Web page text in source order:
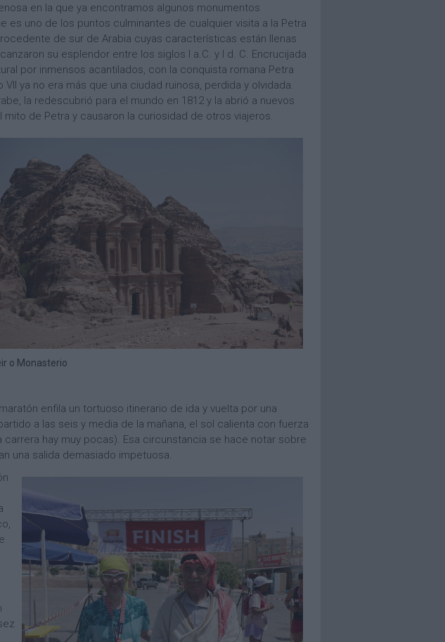
en la que ya encontramos algunos monumentos
uno de los puntos culminantes de cualquier visita a la Petra
de sur de Arabia cuyas características están llenas
su esplendor entre los siglos I a.C. y I d. C. Encrucijada
por inmensos acantilados, con la conquista romana Petra
ya no era más que una ciudad ruinosa, perdida y olvidada.
la redescubrió para el mundo en 1812 y la abrió a nuevos
de Petra y causaron la curiosidad de otros viajeros.
o Monasterio
enfila un tortuoso itinerario de ida y vuelta por una
a las seis y media de la mañana, el sol calienta con fuerza
hay muy pocas). Esa circunstancia se hace notar sobre
una salida demasiado impetuosa.